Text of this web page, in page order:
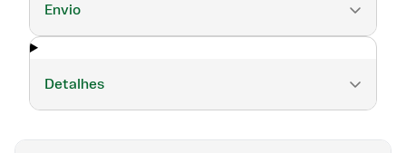
Envio
Detalhes